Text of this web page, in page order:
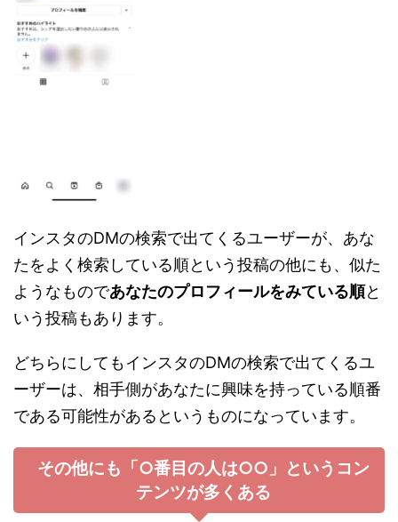
インスタのDMの検索で出てくるユーザーが、あな
たをよく検索している順という投稿の他にも、似た
ようなものであなたのプロフィールをみている順と
いう投稿もあります。
どちらにしてもインスタのDMの検索で出てくるユ
ーザーは、相手側があなたに興味を持っている順番
である可能性があるというものになっています。
その他にも「○番目の人は○○」というコン
テンツが多くある